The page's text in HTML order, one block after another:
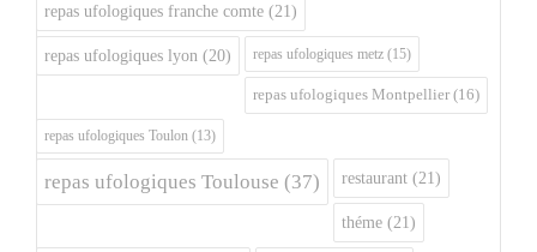
repas ufologiques franche comte (21)
repas ufologiques lyon (20) repas ufologiques metz (15)
repas ufologiques Montpellier (16)
repas ufologiques Toulon (13)
repas ufologiques Toulouse (37) restaurant (21)
théme (21)